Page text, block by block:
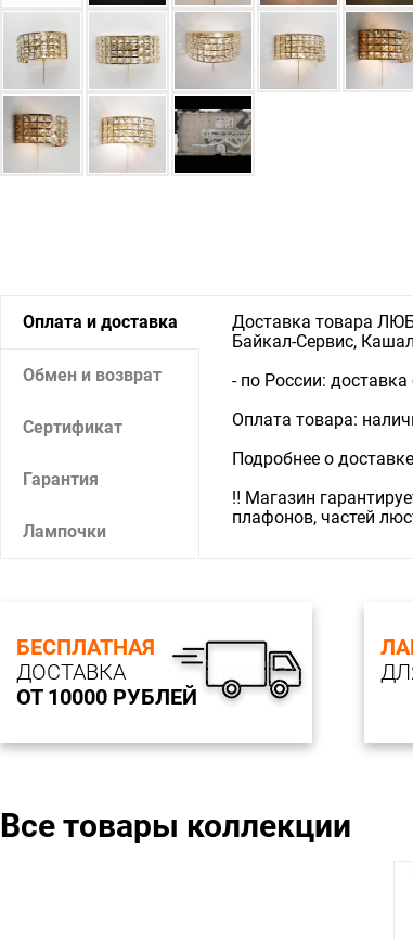
Оплата и доставка
Обмен и возврат
Сертификат
Гарантия
Лампочки
Доставка товара
Байкал-Сервис,
- по России:
Оплата товара:
Подробнее о
‼️ Магазин
плафонов, частей
БЕСПЛАТНАЯ
ДОСТАВКА
ОТ 10000 РУБЛЕЙ
Все товары коллекции